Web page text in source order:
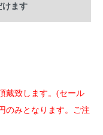
けます
戴致します。(セール
のみとなります。ご注